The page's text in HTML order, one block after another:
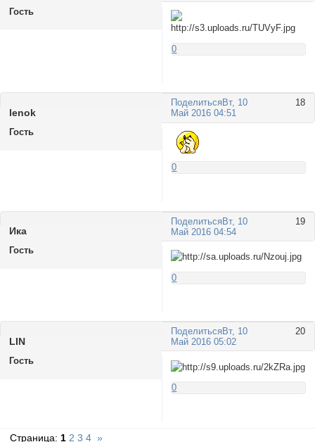
Гость
0
Поделиться 18
Вт, 10
Май 2016 04:51
lenok
Гость
0
Поделиться 19
Вт, 10
Май 2016 04:54
Ика
Гость
0
Поделиться 20
Вт, 10
Май 2016 05:02
LIN
Гость
0
Страница:1 2 3 4 »